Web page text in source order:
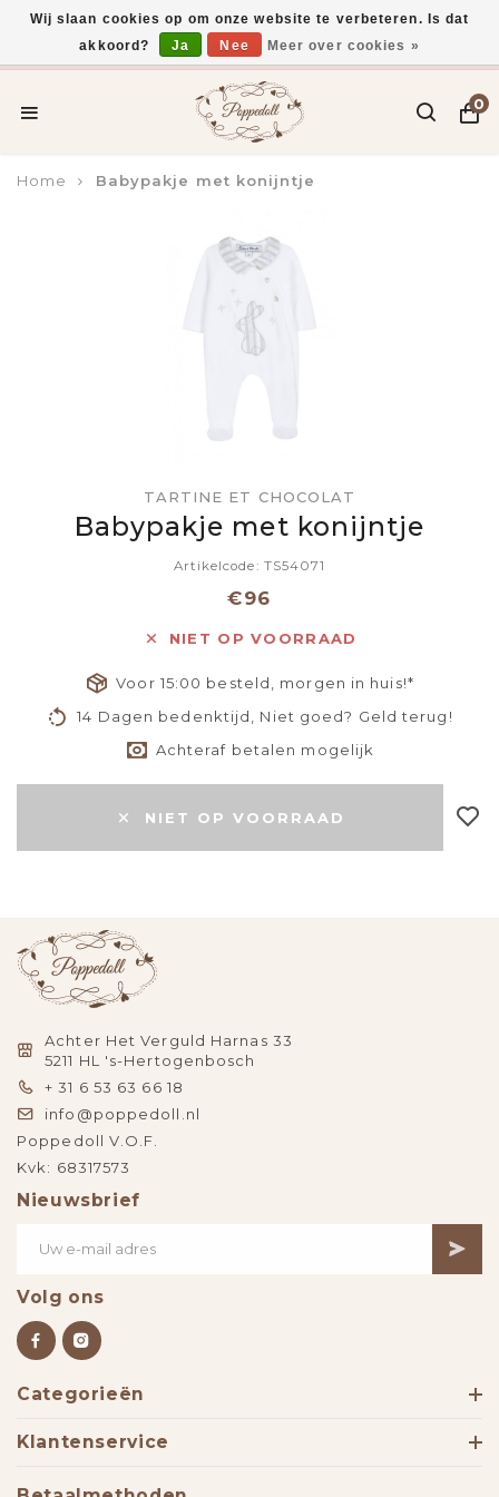
Voor 15:00 uur besteld, vandaag verzonden*
0
Home Babypakje met konijntje
TARTINE ET CHOCOLAT
Babypakje met konijntje
Artikelcode: TS54071
€96
NIET OP VOORRAAD
Voor 15:00 besteld, morgen in huis!*
14 Dagen bedenktijd, Niet goed? Geld terug!
Achteraf betalen mogelijk
NIET OP VOORRAAD
Achter Het Verguld Harnas 33
5211 HL 's-Hertogenbosch
+ 31 6 53 63 66 18
info@poppedoll.nl
Poppedoll V.O.F.
Kvk: 68317573
Nieuwsbrief
Volg ons
Categorieën
Klantenservice
Wij slaan cookies op om onze website te verbeteren. Is dat
akkoord?
Ja Nee Meer over cookies »